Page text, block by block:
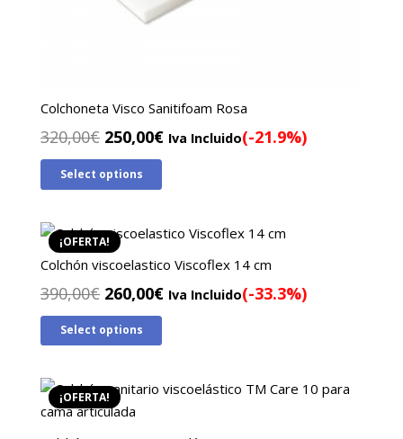
Colchoneta Visco Sanitifoam Rosa
320,00€ El
precio
original
320,00€.
250,00€El
250,00€.
Iva Incluido(-21.9%)
Select options
¡OFERTA!
Colchón viscoelastico Viscoflex 14 cm
390,00€ El
precio
original
390,00€.
260,00€El
260,00€.
Iva Incluido(-33.3%)
Select options
¡OFERTA!